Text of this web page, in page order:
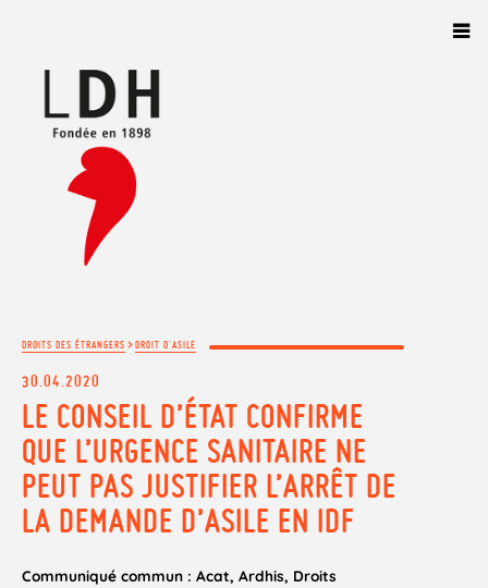
DROITS DES ÉTRANGERS >DROIT D'ASILE
30.04.2020
LE CONSEIL D’ÉTAT CONFIRME
QUE L’URGENCE SANITAIRE NE
PEUT PAS JUSTIFIER L’ARRÊT DE
LA DEMANDE D’ASILE EN IDF
Communiqué commun : Acat, Ardhis, Droits